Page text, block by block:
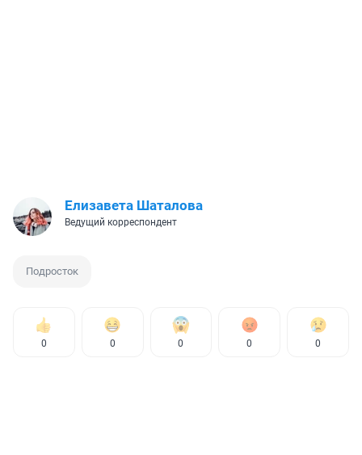
Елизавета Шаталова
Ведущий корреспондент
Подросток
0 0 0 0 0